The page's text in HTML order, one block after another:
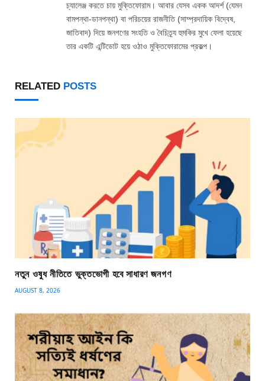
চ্যালেঞ্জ করতে চায় মুক্তিফোরাম। আবার যেসব একক আদর্শ (যেমন
বামপন্থা-ডানপন্থা) বা পরিচয়ের রাজনীতি (সাম্প্রদায়িক বিদ্বেষ,
জাতিবাদ) দিয়ে জনগণের সংহতি ও বৈচিত্র্য হুমকির মুখে ফেলা হয়েছে
তার একটি এন্টিডোট হয়ে ওঠাও মুক্তিফোরামের প্রকল্প।
RELATED POSTS
নতুন ওষুধ নীতিতে ভুক্তভোগী হবে সাধারণ জনগণ
AUGUST 8, 2026